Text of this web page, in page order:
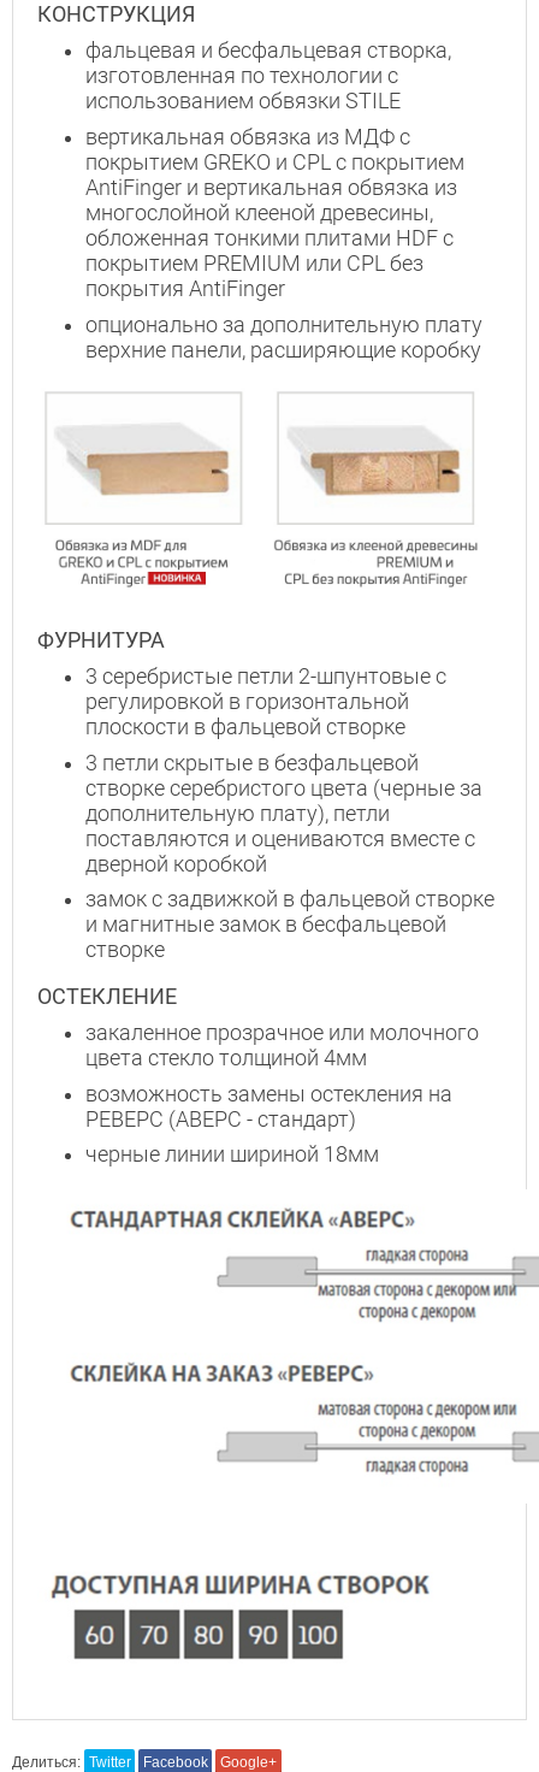
КОНСТРУКЦИЯ
фальцевая и бесфальцевая створка,
изготовленная по технологии с
использованием обвязки STILE
вертикальная обвязка из МДФ с
покрытием GREKO и CPL с покрытием
AntiFinger и вертикальная обвязка из
многослойной клееной древесины,
обложенная тонкими плитами HDF с
покрытием PREMIUM или CPL без
покрытия AntiFinger
опционально за дополнительную плату
верхние панели, расширяющие коробку
ФУРНИТУРА
3 серебристые петли 2-шпунтовые с
регулировкой в горизонтальной
плоскости в фальцевой створке
3 петли скрытые в безфальцевой
створке серебристого цвета (черные за
дополнительную плату), петли
поставляются и оцениваются вместе с
дверной коробкой
замок с задвижкой в фальцевой створке
и магнитные замок в бесфальцевой
створке
ОСТЕКЛЕНИЕ
закаленное прозрачное или молочного
цвета стекло толщиной 4мм
возможность замены остекления на
РЕВЕРС (АВЕРС - стандарт)
черные линии шириной 18мм
Делиться: Twitter Facebook Google+
Interesē
durvis
mājai
durvis
Отослать!
Закрыть!